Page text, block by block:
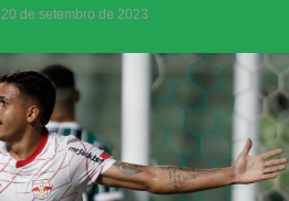
20 de setembro de 2023